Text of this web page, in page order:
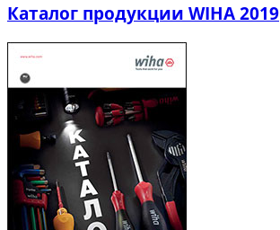
Каталог продукции WIHA 2019